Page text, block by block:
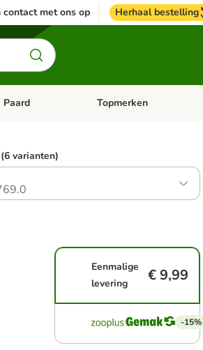
contact met ons op Herhaal bestelling
categorie menu: Vogel
Paard Open categorie menu: Paard
Topmerken
varianten)
Eenmalige
levering
€ 9,99
-15%